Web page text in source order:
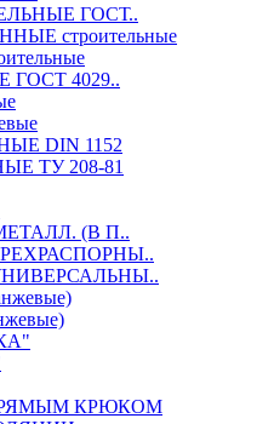
ГОСТ..
строительные
4029..
DIN 1152
ТУ 208-81
(В П..
КРЮКОМ